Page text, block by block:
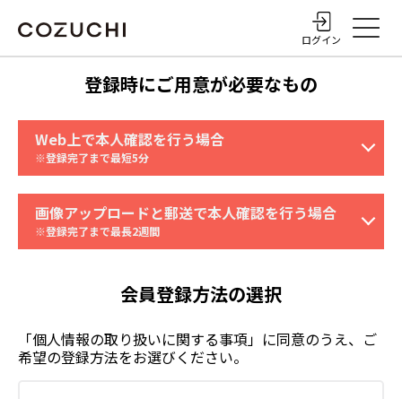
ログイン
登録時にご用意が必要なもの
Web上で本人確認を行う場合
※登録完了まで最短5分
・Safari最新環境
・Chrome最新環境
画像アップロードと郵送で本人確認を行う場合
※登録完了まで最長2週間
画像添付が可能な端末
本人確認書類2点もしくはその画像
会員登録方法の選択
「個人情報の取り扱いに関する事項」に同意のうえ、ご
希望の登録方法をお選びください。